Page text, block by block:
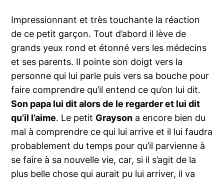
Impressionnant et très touchante la réaction
de ce petit garçon. Tout d’abord il lève de
grands yeux rond et étonné vers les médecins
et ses parents. Il pointe son doigt vers la
personne qui lui parle puis vers sa bouche pour
faire comprendre qu’il entend ce qu’on lui dit.
Son papa lui dit alors de le regarder et lui dit
qu’il l’aime. Le petit Grayson a encore bien du
mal à comprendre ce qui lui arrive et il lui faudra
probablement du temps pour qu’il parvienne à
se faire à sa nouvelle vie, car, si il s’agit de la
plus belle chose qui aurait pu lui arriver, il va